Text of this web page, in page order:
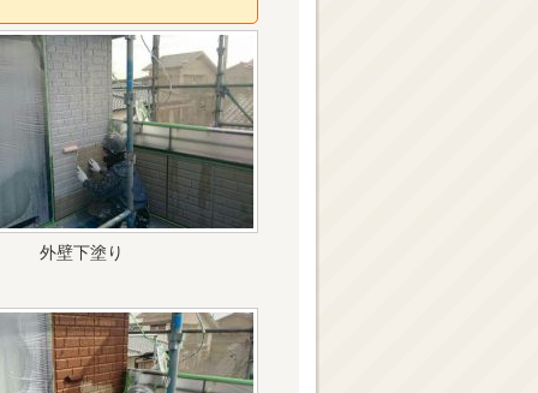
外壁下塗り